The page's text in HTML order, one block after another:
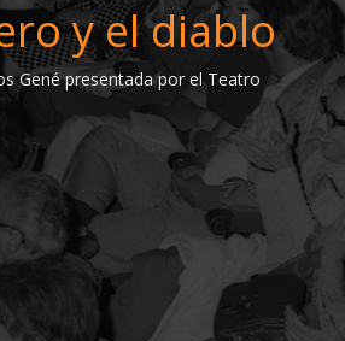
y el diablo
Gené presentada por el Teatro